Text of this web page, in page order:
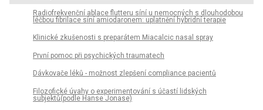
Radiofrekvenční ablace flutteru síní u nemocných s dlouhodobou
léčbou fibrilace síní amiodaronem: uplatnění hybridní terapie
Klinické zkušenosti s preparátem Miacalcic nasal spray
První pomoc při psychických traumatech
Dávkovače léků - možnost zlepšení compliance pacientů
Filozofické úvahy o experimentování s účastí lidských
subjektů(podle Hanse Jonase)